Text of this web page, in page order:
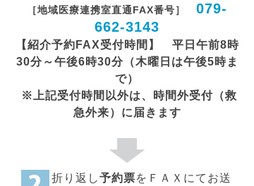
［地域医療連携室直通FAX番号］ 079-
662-3143
【紹介予約FAX受付時間】 平日 午前8時
30分～午後6時30分（木曜日は午後5時ま
で）
※上記受付時間以外は、時間外受付（救
急外来）に届きます
折り返し予約票をＦＡＸにてお送